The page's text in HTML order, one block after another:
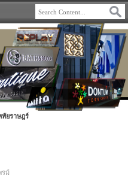
ทัยราษฎร์
รม์